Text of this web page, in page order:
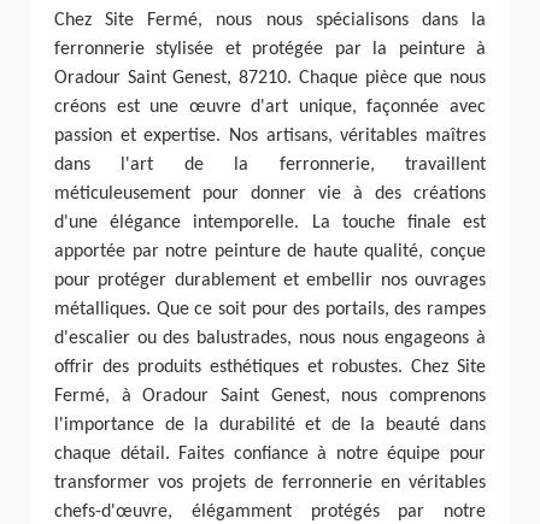
Chez Site Fermé, nous nous spécialisons dans la
ferronnerie stylisée et protégée par la peinture à
Oradour Saint Genest, 87210. Chaque pièce que nous
créons est une œuvre d'art unique, façonnée avec
passion et expertise. Nos artisans, véritables maîtres
dans l'art de la ferronnerie, travaillent
méticuleusement pour donner vie à des créations
d'une élégance intemporelle. La touche finale est
apportée par notre peinture de haute qualité, conçue
pour protéger durablement et embellir nos ouvrages
métalliques. Que ce soit pour des portails, des rampes
d'escalier ou des balustrades, nous nous engageons à
offrir des produits esthétiques et robustes. Chez Site
Fermé, à Oradour Saint Genest, nous comprenons
l'importance de la durabilité et de la beauté dans
chaque détail. Faites confiance à notre équipe pour
transformer vos projets de ferronnerie en véritables
chefs-d'œuvre, élégamment protégés par notre